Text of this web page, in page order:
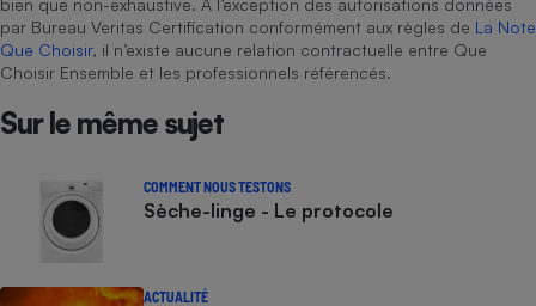
bien que non-exhaustive. À l’exception des autorisations données
par Bureau Veritas Certification conformément aux règles de La Note
Que Choisir, il n’existe aucune relation contractuelle entre Que
Choisir Ensemble et les professionnels référencés.
Sur le même sujet
COMMENT NOUS TESTONS
Sèche-linge - Le protocole
ACTUALITÉ